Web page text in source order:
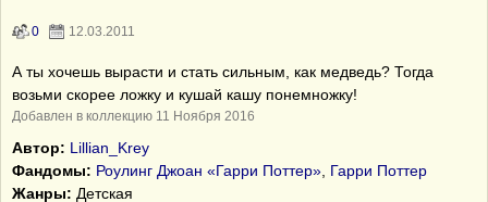
0 12.03.2011
А ты хочешь вырасти и стать сильным, как медведь? Тогда
возьми скорее ложку и кушай кашу понемножку!
Добавлен в коллекцию 11 Ноября 2016
Автор: Lillian_Krey
Фандомы: Роулинг Джоан «Гарри Поттер» Гарри Поттер
Жанры: Детская